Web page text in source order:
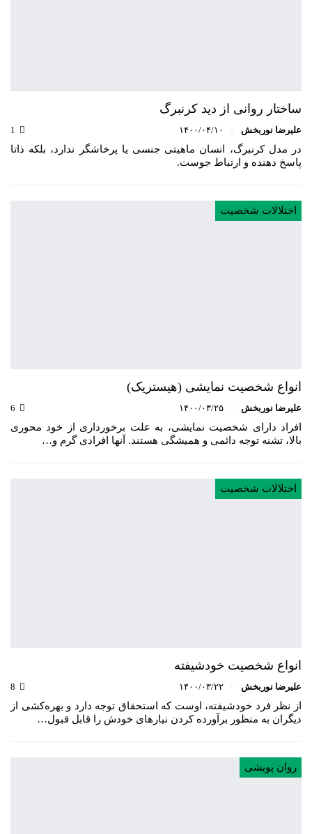
ساختار روانی از دید کرنبرگ
علیرضا نوربخش ۱۴۰۰/۰۴/۱۰
در مدل کرنبرگ، انسان ماهیتی جنسی یا پرخاشگر ندارد، بلکه ذاتا
پاسخ دهنده و ارتباط جوست.
اختلالات شخصیت
انواع شخصیت نمایشی (هیستریک)
علیرضا نوربخش ۱۴۰۰/۰۳/۲۵
افراد دارای شخصیت نمایشی، به علت برخورداری از خود محوری
بالا، تشنه توجه دائمی و همیشگی هستند. آنها افرادی گرم و…
اختلالات شخصیت
انواع شخصیت خودشیفته
علیرضا نوربخش ۱۴۰۰/۰۳/۲۲
از نظر فرد خودشیفته، اوست که استحقاق توجه دارد و بهره‌کشی از
دیگران به منظور برآورده کردن نیارهای خودش را قابل قبول…
روان پویشی